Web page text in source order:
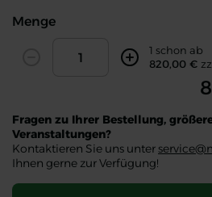
Menge
Increase
1 schon ab
820,00 €
Fragen zu Ihrer Bestellung,
Veranstaltungen?
Kontaktieren Sie uns unter
Ihnen gerne zur Verfügung!